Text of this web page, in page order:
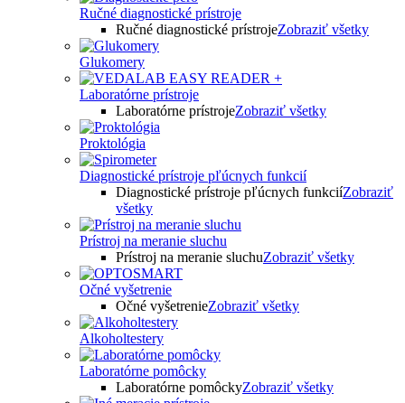
Ručné diagnostické prístroje
Ručné diagnostické prístrojeZobraziť všetky
Glukomery
Laboratórne prístroje
Laboratórne prístrojeZobraziť všetky
Proktológia
Diagnostické prístroje pľúcnych funkcií
Diagnostické prístroje pľúcnych funkciíZobraziť
všetky
Prístroj na meranie sluchu
Prístroj na meranie sluchuZobraziť všetky
Očné vyšetrenie
Očné vyšetrenieZobraziť všetky
Alkoholtestery
Laboratórne pomôcky
Laboratórne pomôckyZobraziť všetky